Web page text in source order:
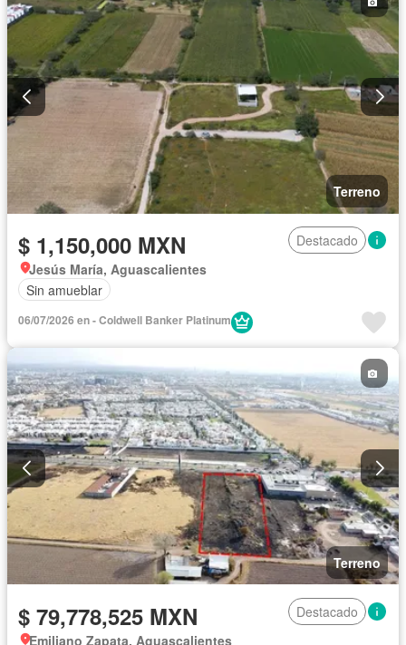
Terreno
$ 1,150,000 MXN
Destacado
Jesús María, Aguascalientes
Sin amueblar
06/07/2026 en - Coldwell Banker Platinum
Terreno
$ 79,778,525 MXN
Destacado
Emiliano Zapata, Aguascalientes